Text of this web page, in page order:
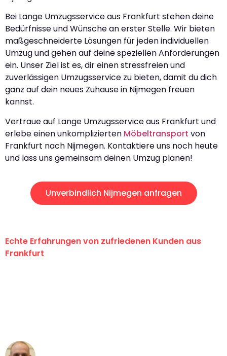
Bei Lange Umzugsservice aus Frankfurt stehen deine
Bedürfnisse und Wünsche an erster Stelle. Wir bieten
maßgeschneiderte Lösungen für jeden individuellen
Umzug und gehen auf deine speziellen Anforderungen
ein. Unser Ziel ist es, dir einen stressfreien und
zuverlässigen Umzugsservice zu bieten, damit du dich
ganz auf dein neues Zuhause in Nijmegen freuen
kannst.
Vertraue auf Lange Umzugsservice aus Frankfurt und
erlebe einen unkomplizierten Möbeltransport von
Frankfurt nach Nijmegen. Kontaktiere uns noch heute
und lass uns gemeinsam deinen Umzug planen!
Unverbindlich Nijmegen anfragen
Echte Erfahrungen von zufriedenen Kunden aus
Frankfurt